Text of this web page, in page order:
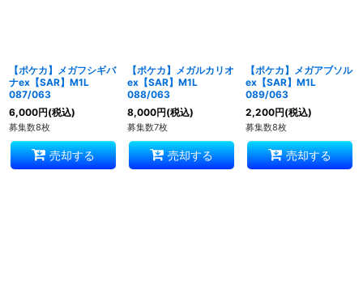
【ポケカ】メガフシギバ
ナex【SAR】M1L
087/063
6,000円(税込)
募集数8枚
売却する
【ポケカ】メガルカリオ
ex【SAR】M1L
088/063
8,000円(税込)
募集数7枚
売却する
【ポケカ】メガアブソル
ex【SAR】M1L
089/063
2,200円(税込)
募集数8枚
売却する